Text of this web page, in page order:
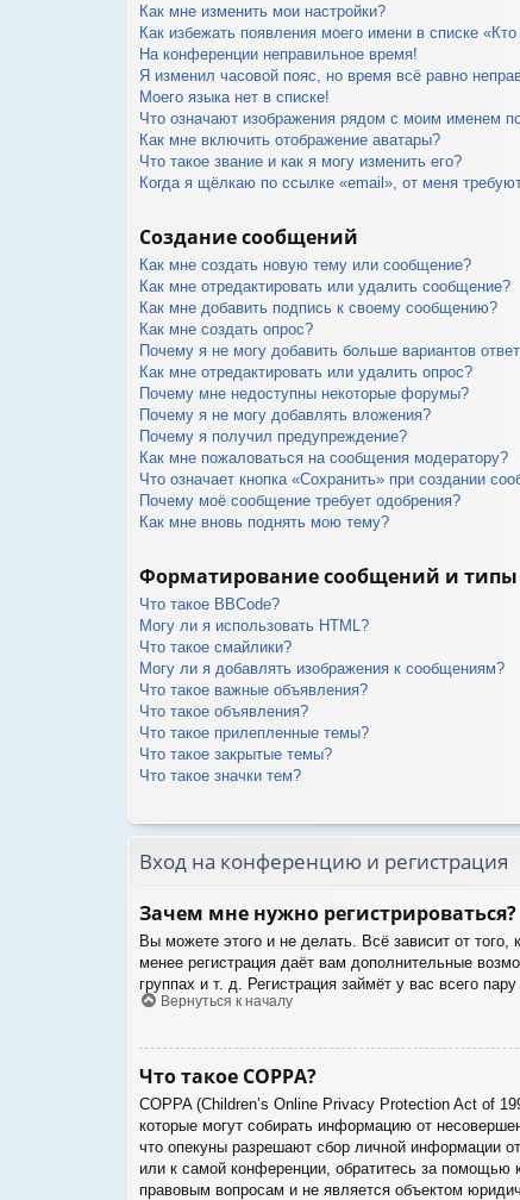
Как мне изменить мои настройки?
Как избежать появления моего имени в списке
На конференции неправильное время!
Я изменил часовой пояс, но время всё равно
Моего языка нет в списке!
Что означают изображения рядом с моим именем
Как мне включить отображение аватары?
Что такое звание и как я могу изменить его?
Когда я щёлкаю по ссылке «email», от меня
Создание сообщений
Как мне создать новую тему или сообщение?
Как мне отредактировать или удалить сообщение?
Как мне добавить подпись к своему сообщению?
Как мне создать опрос?
Почему я не могу добавить больше вариантов
Как мне отредактировать или удалить опрос?
Почему мне недоступны некоторые форумы?
Почему я не могу добавлять вложения?
Почему я получил предупреждение?
Как мне пожаловаться на сообщения модератору?
Что означает кнопка «Сохранить» при создании
Почему моё сообщение требует одобрения?
Как мне вновь поднять мою тему?
Форматирование сообщений и типы
Что такое BBCode?
Могу ли я использовать HTML?
Что такое смайлики?
Могу ли я добавлять изображения к сообщениям?
Что такое важные объявления?
Что такое объявления?
Что такое прилепленные темы?
Что такое закрытые темы?
Что такое значки тем?
Вход на конференцию и регистрация
Зачем мне нужно регистрироваться?
Вы можете этого и не делать. Всё зависит от
менее регистрация даёт вам дополнительные
группах и т. д. Регистрация займёт у вас всего
Вернуться к началу
Что такое COPPA?
COPPA (Children’s Online Privacy Protection Act of
которые могут собирать информацию от
что опекуны разрешают сбор личной информации
или к самой конференции, обратитесь за помощью
правовым вопросам и не является объектом